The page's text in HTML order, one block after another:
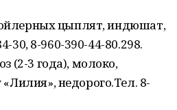
цыплят, индюшат,
30, 8-960-390-44-80.298.
(2-3 года), молоко,
недорого.Тел. 8-